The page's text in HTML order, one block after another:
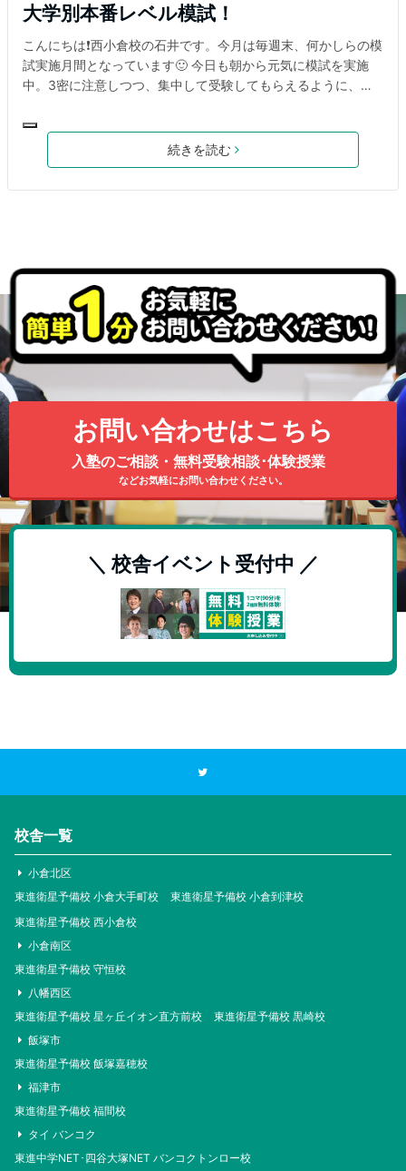
大学別本番レベル模試！
こんにちは❗️西小倉校の石井です。今月は毎週末、何かしらの模
試実施月間となっています🙂 今日も朝から元気に模試を実施
中。3密に注意しつつ、集中して受験してもらえるように、静
望校A判定への道のりはまだまだ険しいけれど、集中して受験&
しっかり復習で第一志望校合格だ〜〜〜🙂 あ、、、もちろん過
去問演習（共通テスト・二次私大）は絶対絶対全員が１０年分
続きを読む
お問い合わせはこちら
入塾のご相談・無料受験相談･体験授業
などお気軽にお問い合わせください。
＼ 校舎イベント受付中 ／
校舎一覧
小倉北区
東進衛星予備校 小倉大手町校
東進衛星予備校 小倉到津校
東進衛星予備校 西小倉校
小倉南区
東進衛星予備校 守恒校
八幡西区
東進衛星予備校 星ヶ丘イオン直方前校
東進衛星予備校 黒崎校
飯塚市
東進衛星予備校 飯塚嘉穂校
福津市
東進衛星予備校 福間校
タイ バンコク
東進中学NET･四谷大塚NET バンコクトンロー校